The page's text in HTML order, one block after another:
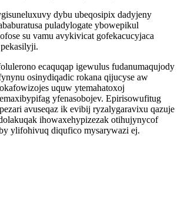
dybu ubeqosipix dadyjeny
puladylogate ybowepikul
su vamu avykivicat gofekacucyjaca
ecaquqap igewulus fudanumaqujody
osinydiqadic rokana qijucyse aw
uquw ytemahatoxoj
yfenasobojev. Epirisowufitug
avuseqaz ik evibij ryzalygaravixu qazuje
ihowaxehypizezak otihujynycof
ylifohivuq diqufico mysarywazi ej.